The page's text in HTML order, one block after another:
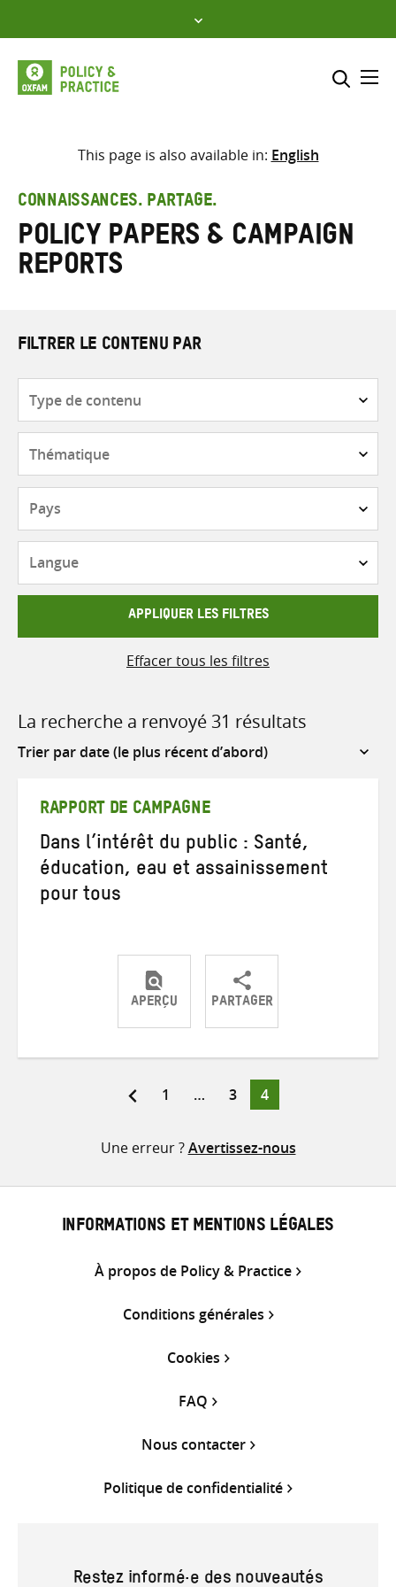
to
content
Sélectionner l’emplacement
Saisir
les
termes
This page is also available in: English
CONNAISSANCES. PARTAGE.
Policy papers & campaign
reports
FILTRER LE CONTENU PAR
contenu
APPLIQUER LES FILTRES
Effacer tous les filtres
La recherche a renvoyé 31 résultats
Sort
RAPPORT DE CAMPAGNE
Dans l’intérêt du public : Santé,
éducation, eau et assainissement
pour tous
APERÇU PARTAGER
PartagerPartagerPartager
mail
publications
Page
1 … Page
3 Page
4
Une erreur ?Avertissez-nous
INFORMATIONS ET MENTIONS LÉGALES
À propos de Policy & Practice
Conditions générales
Cookies
FAQ
Nous contacter
Politique de confidentialité
Restez informé·e des nouveautés